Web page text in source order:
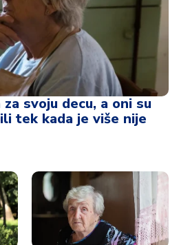
svoju decu, a oni su
tek kada je više nije